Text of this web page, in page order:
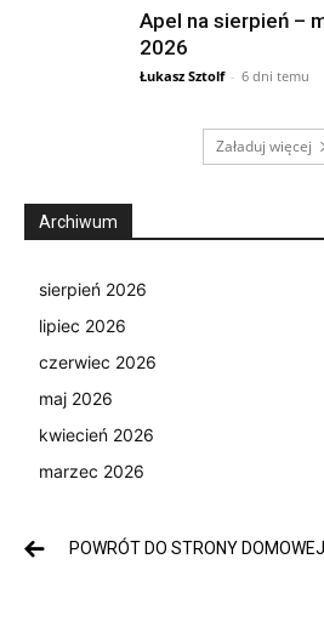
Apel na sierpień –
2026
Łukasz Sztolf - 6 dni temu
Załaduj więcej
Archiwum
sierpień 2026
lipiec 2026
czerwiec 2026
maj 2026
kwiecień 2026
marzec 2026
POWRÓT DO STRONY DOMOWEJ